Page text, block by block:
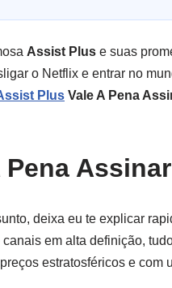
Assist Plus e suas
o Netflix e entrar no
Plus Vale A Pena
deixa eu te explicar
em alta definição,
estratosféricos e